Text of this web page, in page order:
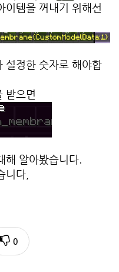
이템을 꺼내기 위해선
정한 숫자로 해야합
받으면
해 알아봤습니다.
니다,
0